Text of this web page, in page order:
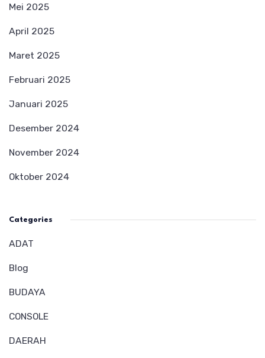
Mei 2025
April 2025
Maret 2025
Februari 2025
Januari 2025
Desember 2024
November 2024
Oktober 2024
Categories
ADAT
Blog
BUDAYA
CONSOLE
DAERAH